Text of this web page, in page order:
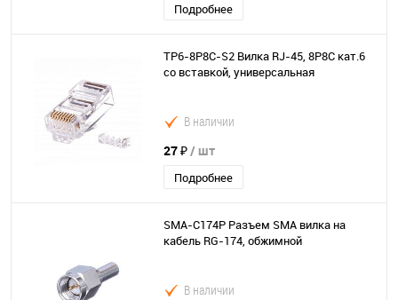
Подробнее
TP6-8P8C-S2 Вилка RJ-45, 8P8C кат.6
со вставкой, универсальная
В наличии
27 ₽/ шт
Подробнее
SMA-C174P Разъем SMA вилка на
кабель RG-174, обжимной
В наличии